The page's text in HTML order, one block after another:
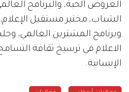
العروض الحية، والبرنامج
الشباب، مختبر مستقبل الإعلام،
وبرنامج المشترين العالمي،
الاعلام في ترسيخ ثقافة
الإنسانية.